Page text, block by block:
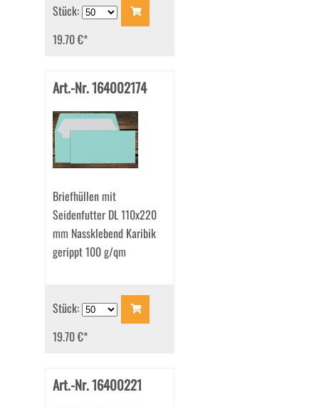
Stück:
19.70 €*
Art.-Nr. 164002174
Briefhüllen mit
Seidenfutter DL 110x220
mm Nassklebend Karibik
gerippt 100 g/qm
Stück:
19.70 €*
Art.-Nr. 16400221